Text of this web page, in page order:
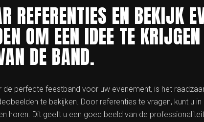
REFERENTIES EN BEKIJK
OM EEN IDEE TE
DE BAND.
de perfecte feestband voor uw evenement, is het
te bekijken. Door referenties te vragen, kunt u
horen. Dit geeft u een goed beeld van de